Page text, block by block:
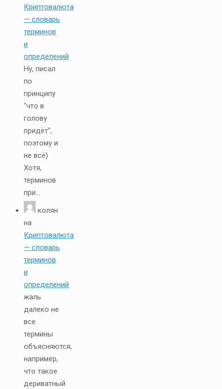
Криптовалюта
— словарь
терминов
и
определений
Ну, писал
по
принципу
"что в
голову
придёт",
поэтому и
не всё)
Хотя,
терминов
при...
колян
на
Криптовалюта
— словарь
терминов
и
определений
жаль
далеко не
все
термины
объясняются,
например,
что такое
дериватный